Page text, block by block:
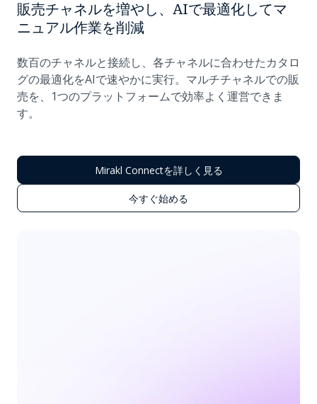
販売チャネルを増やし、AIで最適化してマ
ニュアル作業を削減
数百のチャネルと接続し、各チャネルに合わせたカタロ
グの最適化をAIで速やかに実行。マルチチャネルでの販
売を、1つのプラットフォームで効率よく運営できま
す。
Mirakl Connectを詳しく見る
今すぐ始める